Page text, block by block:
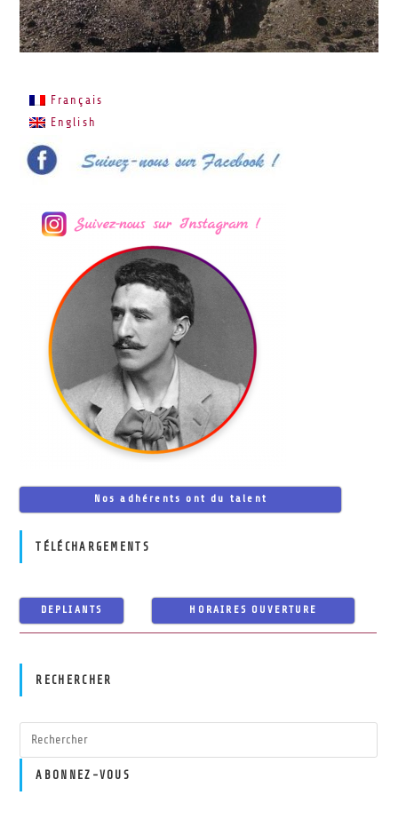
Français
English
Nos adhérents ont du talent
TÉLÉCHARGEMENTS
DEPLIANTS HORAIRES OUVERTURE
RECHERCHER
ABONNEZ-VOUS